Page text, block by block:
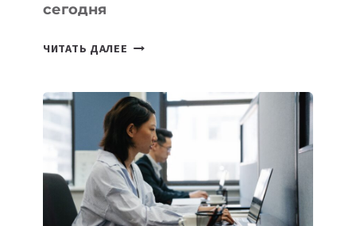
сегодня
ЧИТАТЬ ДАЛЕЕ ИИ-
БИЗНЕСА:
КАКИЕ
3
ЗАДАЧИ
ЕМУ
МОЖНО
ПОРУЧИТЬ